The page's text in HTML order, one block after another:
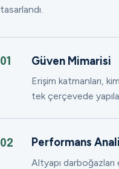
tasarlandı.
01 Güven Mimarisi
Erişim katmanları,
tek çerçevede
02 Performans
Altyapı